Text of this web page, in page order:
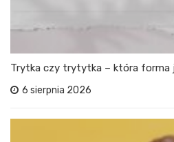
Trytka czy trytytka – która forma
6 sierpnia 2026